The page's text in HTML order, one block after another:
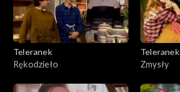
Teleranek
Rękodzieło
Teleranek
Zmysły